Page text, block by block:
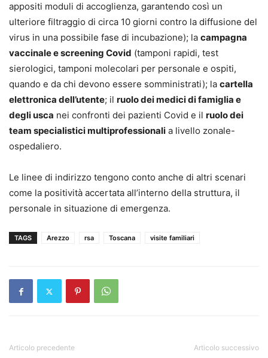
appositi moduli di accoglienza, garantendo così un
ulteriore filtraggio di circa 10 giorni contro la diffusione del
virus in una possibile fase di incubazione); la campagna
vaccinale e screening Covid (tamponi rapidi, test
sierologici, tamponi molecolari per personale e ospiti,
quando e da chi devono essere somministrati); la cartella
elettronica dell’utente; il ruolo dei medici di famiglia e
degli usca nei confronti dei pazienti Covid e il ruolo dei
team specialistici multiprofessionali a livello zonale-
ospedaliero.
Le linee di indirizzo tengono conto anche di altri scenari
come la positività accertata all’interno della struttura, il
personale in situazione di emergenza.
TAGS Arezzo rsa Toscana visite familiari
Articolo precedente Articolo successivo